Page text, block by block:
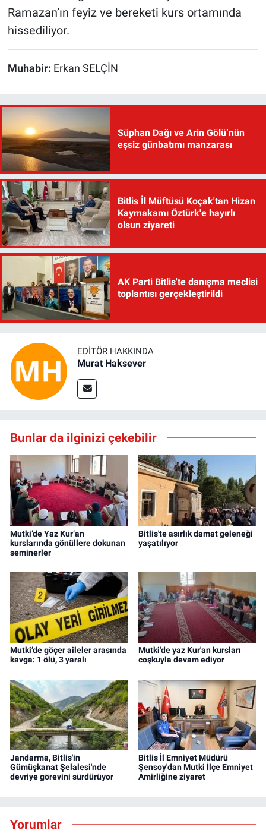
Ramazan’ın feyiz ve bereketi kurs ortamında
hissediliyor.
Muhabir: Erkan SELÇİN
Süphan Dağı ve Arin Gölü’nün
eşsiz günbatımı manzarası
Bitlis İl Müftüsü Koçak'tan Hizan
Kaymakamı Öztürk'e hayırlı
olsun ziyareti
AK Parti Bitlis'te danışma meclisi
toplantısı gerçekleştirildi
EDITÖR HAKKINDA
Murat Haksever
Bunlar da ilginizi çekebilir
Mutki’de Yaz Kur’an
kurslarında gönüllere dokunan
seminerler
Bitlis'te asırlık damat geleneği
yaşatılıyor
Mutki’de göçer aileler arasında
kavga: 1 ölü, 3 yaralı
Mutki'de yaz Kur'an kursları
coşkuyla devam ediyor
Jandarma, Bitlis'in
Gümüşkanat Şelalesi'nde
devriye görevini sürdürüyor
Bitlis İl Emniyet Müdürü
Şensoy'dan Mutki İlçe Emniyet
Amirliğine ziyaret
Yorumlar